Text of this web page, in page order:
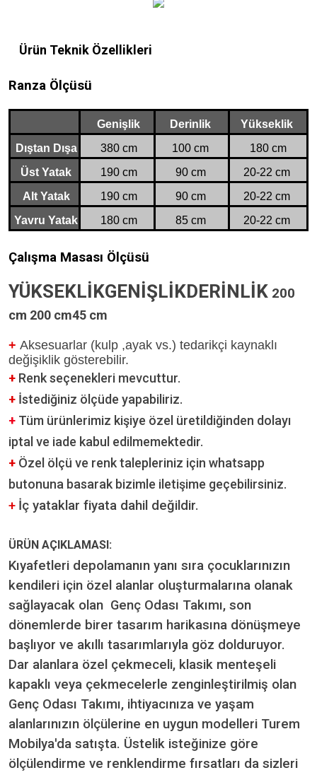
Ürün Teknik Özellikleri
Ranza Ölçüsü
Genişlik Derinlik
Yükseklik
Dıştan Dışa
380 cm 100 cm
180 cm
Üst Yatak
190 cm 90 cm
20-22 cm
Alt Yatak
190 cm 90 cm
20-22 cm
Yavru Yatak
180 cm 85 cm 20-22 cm
Çalışma Masası Ölçüsü
YÜKSEKLİKGENİŞLİKDERİNLİK 200
cm 200 cm45 cm
+ Aksesuarlar (kulp ,ayak vs.) tedarikçi kaynaklı
değişiklik gösterebilir.
+ Renk seçenekleri mevcuttur.
+ İstediğiniz ölçüde yapabiliriz.
+ Tüm ürünlerimiz kişiye özel üretildiğinden dolayı
iptal ve iade kabul edilmemektedir.
+ Özel ölçü ve renk talepleriniz için whatsapp
butonuna basarak bizimle iletişime geçebilirsiniz.
+ İç yataklar fiyata dahil değildir.
ÜRÜN AÇIKLAMASI:
Kıyafetleri depolamanın yanı sıra çocuklarınızın
kendileri için özel alanlar oluşturmalarına olanak
sağlayacak olan Genç Odası Takımı, son
dönemlerde birer tasarım harikasına dönüşmeye
başlıyor ve akıllı tasarımlarıyla göz dolduruyor.
Dar alanlara özel çekmeceli, klasik menteşeli
kapaklı veya çekmecelerle zenginleştirilmiş olan
Genç Odası Takımı, ihtiyacınıza ve yaşam
alanlarınızın ölçülerine en uygun modelleri Turem
Mobilya'da satışta. Üstelik isteğinize göre
ölçülendirme ve renklendirme fırsatları da sizleri